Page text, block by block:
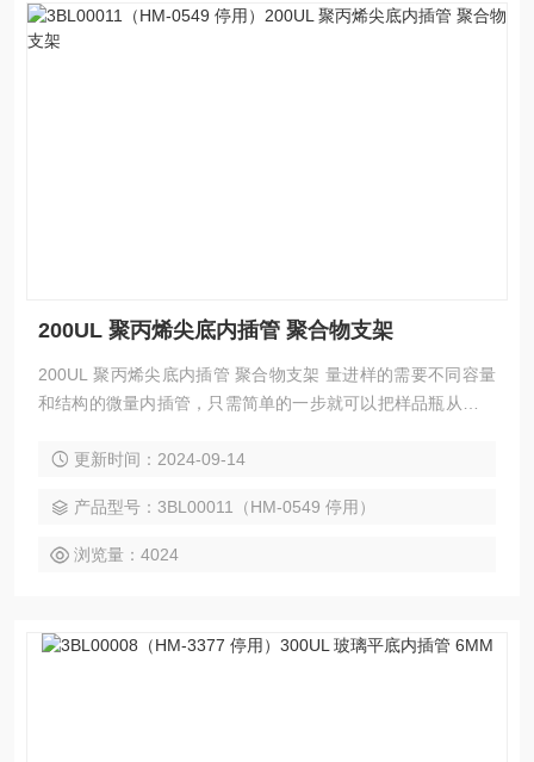
200UL 聚丙烯尖底内插管 聚合物支架
200UL 聚丙烯尖底内插管 聚合物支架 量进样的需要不同容量
和结构的微量内插管，只需简单的一步就可以把样品瓶从满容
更新时间：2024-09-14
产品型号：3BL00011（HM-0549 停用）
浏览量：4024